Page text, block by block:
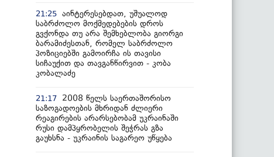
21:25 აინტერესებდათ, უშუალოდ
საბრძოლო მოქმედებების დროს
გვქონდა თუ არა შემხებლობა გიორგი
ბარამიძესთან, რომელ საბრძოლო
პოზიციებში გამოირჩა ის თავისი
სიჩაუქით და თავგანწირვით - კობა
კობალაძე
21:17
2008 წელს საერთაშორისო
საზოგადოების მხრიდან ძლიერი
რეაგირების არარსებობამ უკრაინაში
რუსი დამპყრობელის შეჭრას გზა
გაუხსნა - უკრაინის საგარეო უწყება